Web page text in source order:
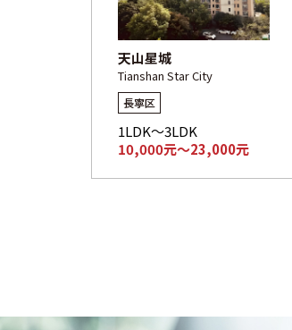
天山星城
Tianshan Star City
長寧区
1LDK～3LDK
10,000元～23,000元